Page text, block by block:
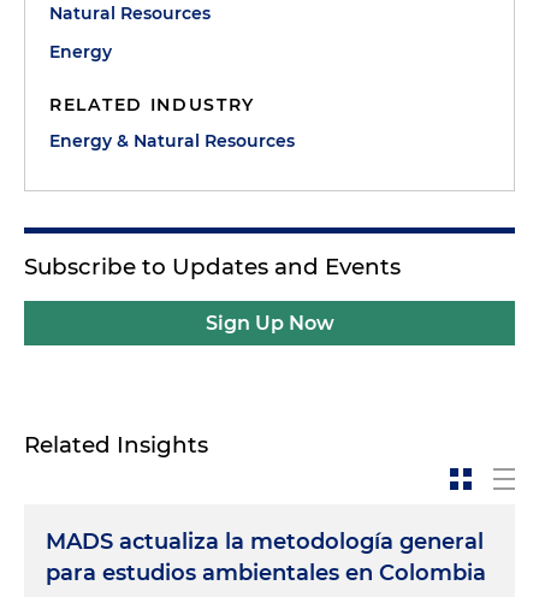
Natural Resources
Energy
RELATED INDUSTRY
Energy & Natural Resources
Subscribe to Updates and Events
Sign Up Now
Related Insights
MADS actualiza la metodología general
para estudios ambientales en Colombia